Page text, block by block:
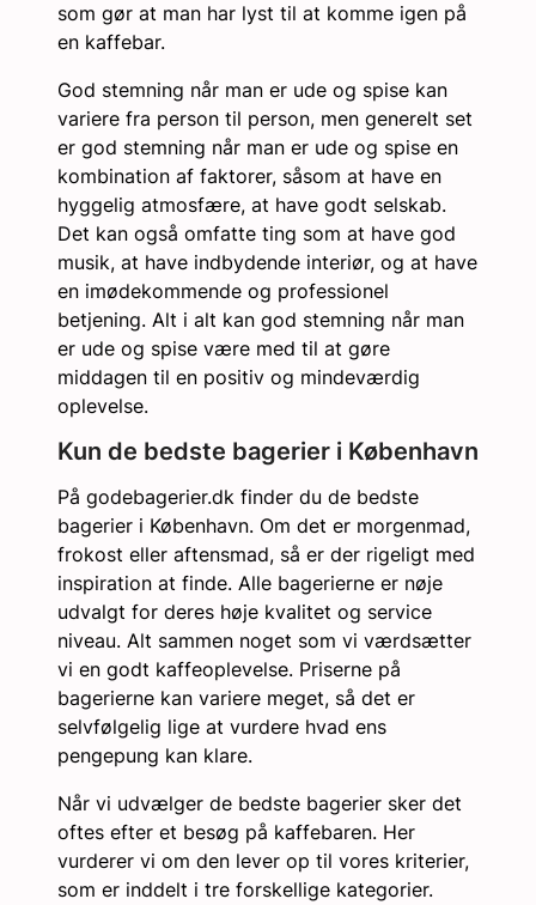
som gør at man har lyst til at komme igen på
en kaffebar.
God stemning når man er ude og spise kan
variere fra person til person, men generelt set
er god stemning når man er ude og spise en
kombination af faktorer, såsom at have en
hyggelig atmosfære, at have godt selskab.
Det kan også omfatte ting som at have god
musik, at have indbydende interiør, og at have
en imødekommende og professionel
betjening. Alt i alt kan god stemning når man
er ude og spise være med til at gøre
middagen til en positiv og mindeværdig
oplevelse.
Kun de bedste bagerier i København
På godebagerier.dk finder du de bedste
bagerier i København. Om det er morgenmad,
frokost eller aftensmad, så er der rigeligt med
inspiration at finde. Alle bagerierne er nøje
udvalgt for deres høje kvalitet og service
niveau. Alt sammen noget som vi værdsætter
vi en godt kaffeoplevelse. Priserne på
bagerierne kan variere meget, så det er
selvfølgelig lige at vurdere hvad ens
pengepung kan klare.
Når vi udvælger de bedste bagerier sker det
oftes efter et besøg på kaffebaren. Her
vurderer vi om den lever op til vores kriterier,
som er inddelt i tre forskellige kategorier.